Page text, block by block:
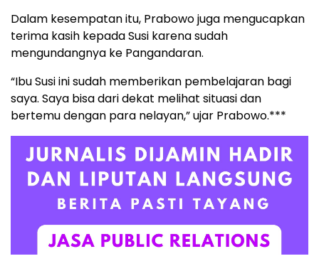
Dalam kesempatan itu, Prabowo juga mengucapkan
terima kasih kepada Susi karena sudah
mengundangnya ke Pangandaran.
“Ibu Susi ini sudah memberikan pembelajaran bagi
saya. Saya bisa dari dekat melihat situasi dan
bertemu dengan para nelayan,” ujar Prabowo.***